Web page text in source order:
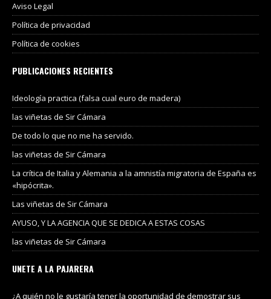
Aviso Legal
Política de privacidad
Política de cookies
PUBLICACIONES RECIENTES
Ideología practica (falsa cual euro de madera)
las viñetas de Sir Cámara
De todo lo que no me ha servido.
las viñetas de Sir Cámara
La crítica de Italia y Alemania a la amnistía migratoria de España es
«hipócrita».
Las viñetas de Sir Cámara
AYUSO, Y LA AGENCIA QUE SE DEDICA A ESTAS COSAS
las viñetas de Sir Cámara
UNETE A LA PAJARERA
¿A quién no le gustaría tener la oportunidad de demostrar sus